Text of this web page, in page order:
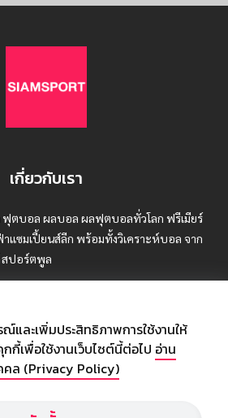
เกี่ยวกับเรา
ฟุตบอล ผลบอล ผลฟุตบอลทั่วโลก ฟรีเมียร์
แซมเปี้ยนส์ลีก พร้อมทั้งวิเคราะห์บอล จาก
สปอร์ตพูล
ท จำกัด (มหาชน)
นทรา 40
นทร์
และเพิ่มประสิทธิภาพการใช้งานให้
กี้เพื่อใช้งานเว็บไซต์นี้ต่อไป อ่าน
ล (Privacy Policy)